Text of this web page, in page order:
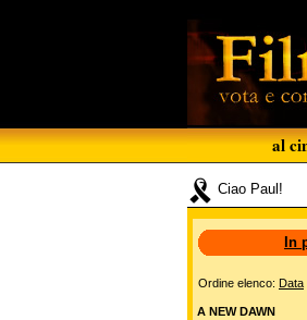
al
Ciao Paul!
In
Ordine elenco: Data
A NEW DAWN